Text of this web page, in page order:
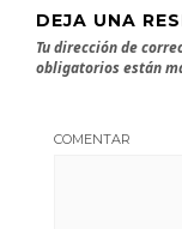
DEJA UNA
Tu dirección de
obligatorios están
COMENTAR